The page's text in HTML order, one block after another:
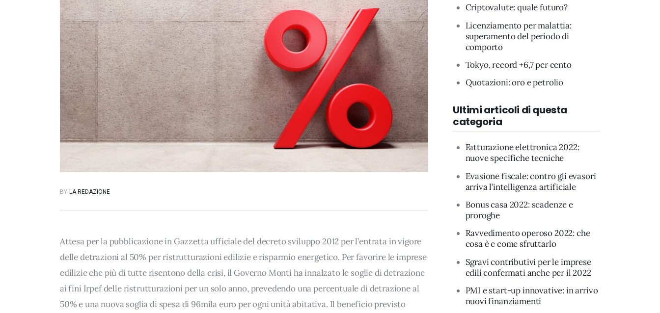
BY LA REDAZIONE
Attesa per la pubblicazione in Gazzetta ufficiale del decreto sviluppo 2012 per l’entrata in vigore
delle detrazioni al 50% per ristrutturazioni edilizie e risparmio energetico. Per favorire le imprese
edilizie che più di tutte risentono della crisi, il Governo Monti ha innalzato le soglie di detrazione
ai fini Irpef delle ristrutturazioni per un solo anno, prevedendo una percentuale di detrazione al
50% e una nuova soglia di spesa di 96mila euro per ogni unità abitativa. Il beneficio previsto
Criptovalute: quale futuro?
Licenziamento per malattia:
superamento del periodo di
comporto
Tokyo, record +6,7 per cento
Quotazioni: oro e petrolio
Ultimi articoli di questa
categoria
Fatturazione elettronica 2022:
nuove specifiche tecniche
Evasione fiscale: contro gli evasori
arriva l’intelligenza artificiale
Bonus casa 2022: scadenze e
proroghe
Ravvedimento operoso 2022: che
cosa è e come sfruttarlo
Sgravi contributivi per le imprese
edili confermati anche per il 2022
PMI e start-up innovative: in arrivo
nuovi finanziamenti